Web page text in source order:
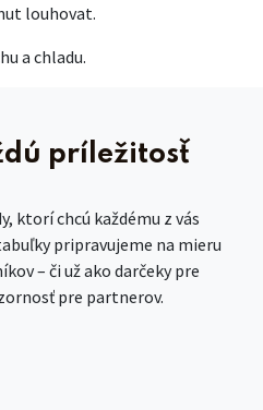
louhovat.
a chladu.
príležitosť
ktorí chcú každému z vás
pripravujeme na mieru
– či už ako darčeky pre
pre partnerov.